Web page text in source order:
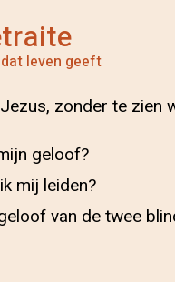
leven geeft
zonder te zien
geloof?
mij leiden?
van de twee